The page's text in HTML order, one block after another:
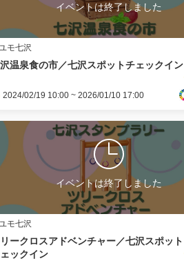
イベントは終了しました
モ七沢
温泉食の市／七沢スポットチェックイン
2024/02/19 10:00 ~ 2026/01/10 17:00
イベントは終了しました
モ七沢
ークロスアドベンチャー／七沢スポット
ックイン